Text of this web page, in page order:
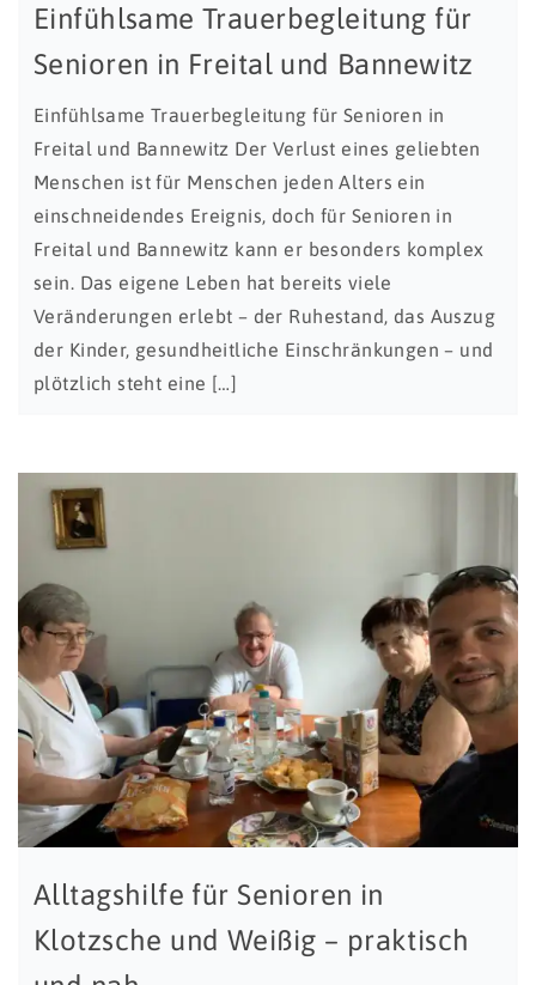
Einfühlsame Trauerbegleitung für
Senioren in Freital und Bannewitz
Einfühlsame Trauerbegleitung für Senioren in
Freital und Bannewitz Der Verlust eines geliebten
Menschen ist für Menschen jeden Alters ein
einschneidendes Ereignis, doch für Senioren in
Freital und Bannewitz kann er besonders komplex
sein. Das eigene Leben hat bereits viele
Veränderungen erlebt – der Ruhestand, das Auszug
der Kinder, gesundheitliche Einschränkungen – und
plötzlich steht eine […]
Alltagshilfe für Senioren in
Klotzsche und Weißig – praktisch